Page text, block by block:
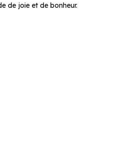
de joie et de bonheur.